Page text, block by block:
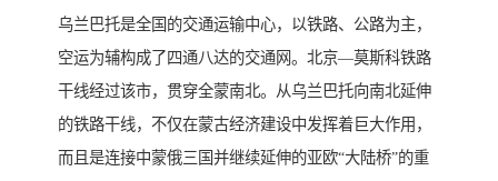
乌兰巴托是全国的交通运输中心，以铁路、公路为主，
空运为辅构成了四通八达的交通网。北京—莫斯科铁路
干线经过该市，贯穿全蒙南北。从乌兰巴托向南北延伸
的铁路干线，不仅在蒙古经济建设中发挥着巨大作用，
而且是连接中蒙俄三国并继续延伸的亚欧“大陆桥”的重